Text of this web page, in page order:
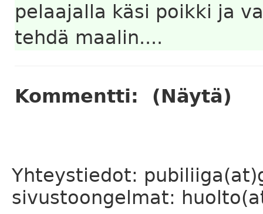
pelaajalla käsi poikki ja
tehdä maalin....
Kommentti: (Näytä)
Yhteystiedot:
sivustoongelmat: